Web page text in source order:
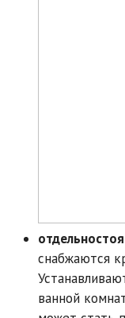
снабжаются
ванной